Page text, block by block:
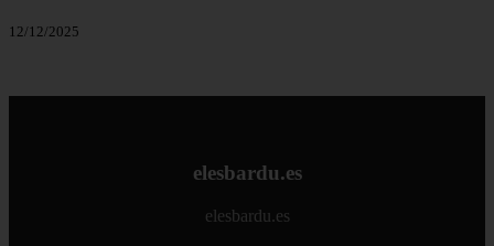
12/12/2025
elesbardu.es
elesbardu.es